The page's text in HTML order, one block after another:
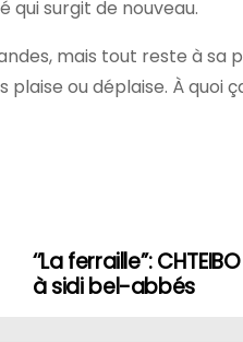
qui surgit de nouveau.
mais tout reste à sa
ou déplaise. À quoi
‘’La ferraille’’:
à sidi bel-abbés